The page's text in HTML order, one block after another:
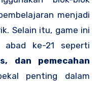
menjadi
Selain itu, game ini
abad ke-21 seperti
dan pemecahan
penting dalam